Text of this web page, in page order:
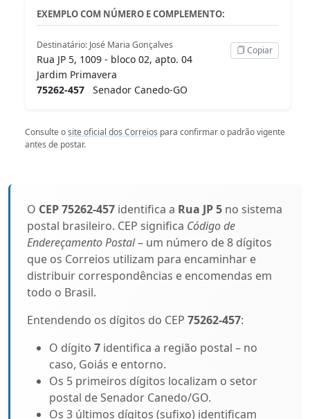
EXEMPLO COM NÚMERO E COMPLEMENTO:
Destinatário: José Maria Gonçalves
Rua JP 5, 1009 - bloco 02, apto. 04
Jardim Primavera
75262-457 Senador Canedo-GO
Copiar
Consulte osite oficial dos Correios para confirmar o padrão vigente
antes de postar.
O CEP 75262-457 identifica a Rua JP 5 no sistema
postal brasileiro. CEP significa Código de
Endereçamento Postal– um número de 8 dígitos
que os Correios utilizam para encaminhar e
distribuir correspondências e encomendas em
todo o Brasil.
Entendendo os dígitos do CEP 75262-457:
O dígito 7 identifica a região postal – no
caso, Goiás e entorno.
Os 5 primeiros dígitos localizam o setor
postal de Senador Canedo/GO.
Os 3 últimos dígitos (sufixo) identificam